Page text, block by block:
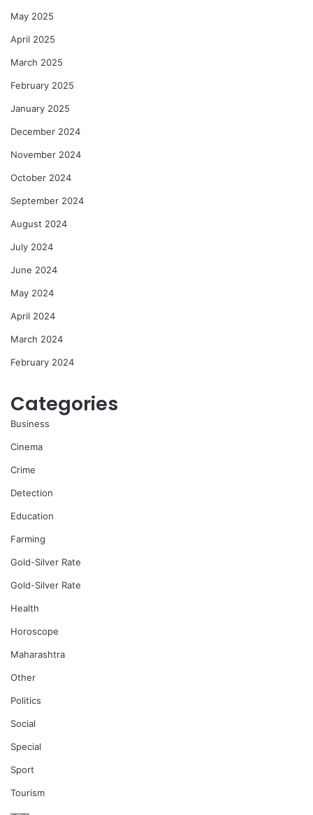
May 2025
April 2025
March 2025
February 2025
January 2025
December 2024
November 2024
October 2024
September 2024
August 2024
July 2024
June 2024
May 2024
April 2024
March 2024
February 2024
Categories
Business
Cinema
Crime
Detection
Education
Farming
Gold-Silver Rate
Gold-Silver Rate
Health
Horoscope
Maharashtra
Other
Politics
Social
Special
Sport
Tourism